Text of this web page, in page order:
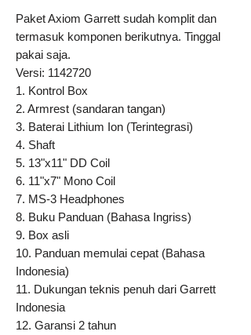
Paket Axiom Garrett sudah komplit dan
termasuk komponen berikutnya. Tinggal
pakai saja.
Versi: 1142720
1. Kontrol Box
2. Armrest (sandaran tangan)
3. Baterai Lithium Ion (Terintegrasi)
4. Shaft
5. 13"x11" DD Coil
6. 11"x7" Mono Coil
7. MS-3 Headphones
8. Buku Panduan (Bahasa Ingriss)
9. Box asli
10. Panduan memulai cepat (Bahasa
Indonesia)
11. Dukungan teknis penuh dari Garrett
Indonesia
12. Garansi 2 tahun